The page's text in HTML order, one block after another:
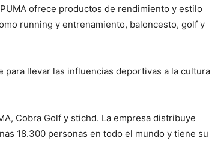
ofrece productos de rendimiento y estilo
running y entrenamiento, baloncesto, golf y
para llevar las influencias deportivas a la cultura
Cobra Golf y stichd. La empresa distribuye
18.300 personas en todo el mundo y tiene su